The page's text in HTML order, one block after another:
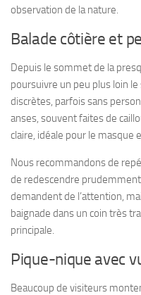
observation de la nature.
Balade côtière et
Depuis le sommet de la
poursuivre un peu plus loin
discrètes, parfois sans
anses, souvent faites de
claire, idéale pour le masque
Nous recommandons de
de redescendre
demandent de l’attention,
baignade dans un coin très
principale.
Pique-nique avec
Beaucoup de visiteurs